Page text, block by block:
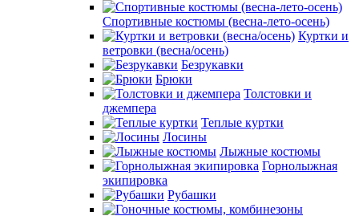
Спортивные костюмы (весна-лето-осень)
Куртки и
ветровки (весна/осень)
Безрукавки
Брюки
Толстовки и
джемпера
Теплые куртки
Лосины
Лыжные костюмы
Горнолыжная
экипировка
Рубашки